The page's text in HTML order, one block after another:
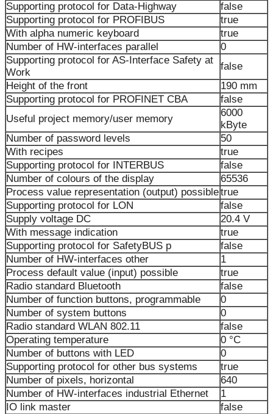
Supporting protocol for Data-Highway
false
Supporting protocol for PROFIBUS
true
With alpha numeric keyboard
true
Number of HW-interfaces parallel
0
Supporting protocol for AS-Interface Safety at
Work
false
Height of the front
190 mm
Supporting protocol for PROFINET CBA
false
Useful project memory/user memory
6000
kByte
Number of password levels
50
With recipes
true
Supporting protocol for INTERBUS
false
Number of colours of the display
65536
Process value representation (output) possibletrue
Supporting protocol for LON
false
Supply voltage DC
20.4 V
With message indication
true
Supporting protocol for SafetyBUS p
false
Number of HW-interfaces other
1
Process default value (input) possible
true
Radio standard Bluetooth
false
Number of function buttons, programmable
0
Number of system buttons
0
Radio standard WLAN 802.11
false
Operating temperature
0 °C
Number of buttons with LED
0
Supporting protocol for other bus systems
true
Number of pixels, horizontal
640
Number of HW-interfaces industrial Ethernet
1
IO link master
false